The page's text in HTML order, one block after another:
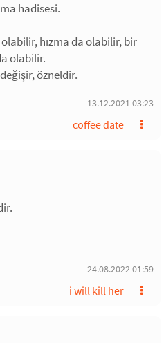
hadisesi.
hızma da olabilir, bir
olabilir.
özneldir.
13.12.2021 03:23
coffee date
24.08.2022 01:59
i will kill her